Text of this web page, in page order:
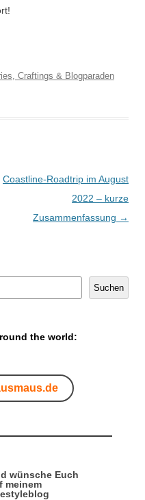
Craftings & Blogparaden
Coastline-Roadtrip im August
2022 – kurze
Zusammenfassung →
Suchen
the world:
wünsche Euch
meinem